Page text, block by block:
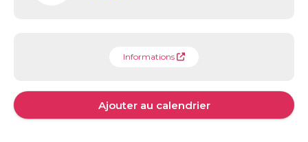
Informations
Ajouter au calendrier